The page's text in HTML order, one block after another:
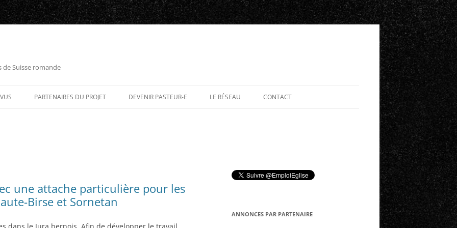
de Suisse romande
PARTENAIRES DU PROJET DEVENIR PASTEUR-E LE RÉSEAU CONTACT
une attache particulière pour les
Birse et Sornetan
ANNONCES PAR PARTENAIRE